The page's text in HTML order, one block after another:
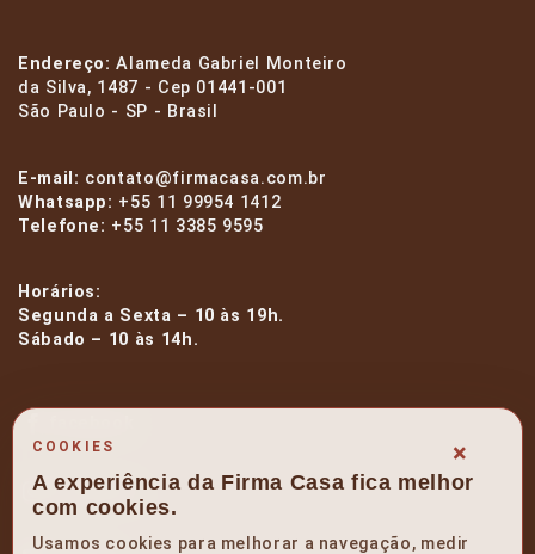
Endereço:Alameda Gabriel Monteiro
da Silva, 1487 - Cep 01441-001
São Paulo - SP - Brasil
E-mail: contato@firmacasa.com.br
Whatsapp: +55 11 99954 1412
Telefone: +55 11 3385 9595
Horários:
Segunda a Sexta – 10 às 19h.
Sábado – 10 às 14h.
instagram
×
COOKIES
A experiência da Firma Casa fica melhor
com cookies.
Usamos cookies para melhorar a navegação, medir